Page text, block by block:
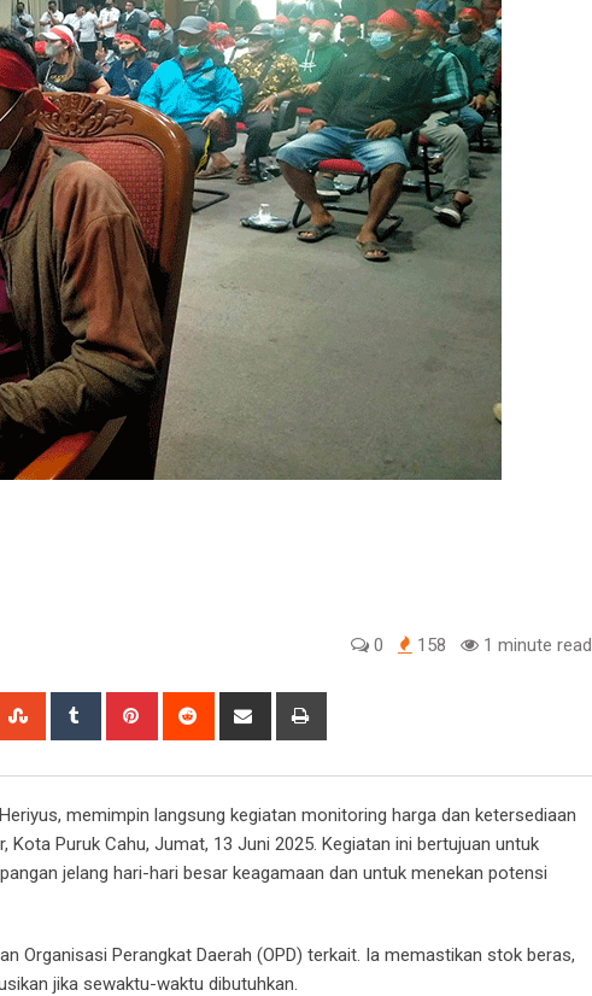
0 158 1 minute read
StumbleUpon
Tumblr Pinterest Reddit
Share
memimpin langsung kegiatan monitoring harga dan ketersediaan
Puruk Cahu, Jumat, 13 Juni 2025. Kegiatan ini bertujuan untuk
jelang hari-hari besar keagamaan dan untuk menekan potensi
Organisasi Perangkat Daerah (OPD) terkait. Ia memastikan stok beras,
jika sewaktu-waktu dibutuhkan.